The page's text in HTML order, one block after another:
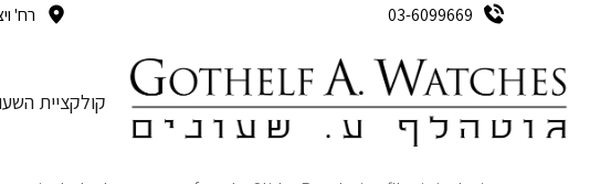
03-6099669 רח' ויצמן 2 תל אביב |
קולקציית